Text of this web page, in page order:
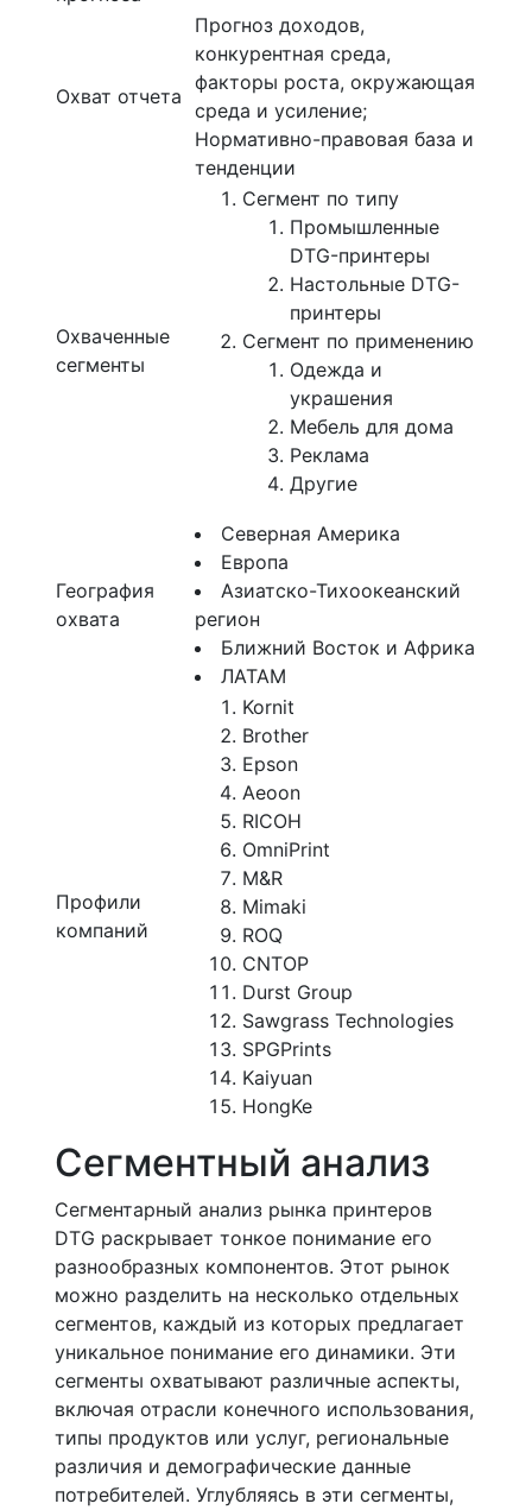
Охват отчета
Прогноз доходов,
конкурентная среда,
факторы роста, окружающая
среда и усиление;
Нормативно-правовая база и
тенденции
Охваченные
сегменты
Сегмент по типу
Промышленные
DTG-принтеры
Настольные DTG-
принтеры
Сегмент по применению
Одежда и
украшения
Мебель для дома
Реклама
Другие
География
охвата
Северная Америка
Европа
Азиатско-Тихоокеанский
регион
Ближний Восток и Африка
ЛАТАМ
Профили
компаний
Kornit
Brother
Epson
Aeoon
RICOH
OmniPrint
M&R
Mimaki
ROQ
CNTOP
Durst Group
Sawgrass Technologies
SPGPrints
Kaiyuan
HongKe
Сегментный анализ
Сегментарный анализ рынка принтеров
DTG раскрывает тонкое понимание его
разнообразных компонентов. Этот рынок
можно разделить на несколько отдельных
сегментов, каждый из которых предлагает
уникальное понимание его динамики. Эти
сегменты охватывают различные аспекты,
включая отрасли конечного использования,
типы продуктов или услуг, региональные
различия и демографические данные
потребителей. Углубляясь в эти сегменты,